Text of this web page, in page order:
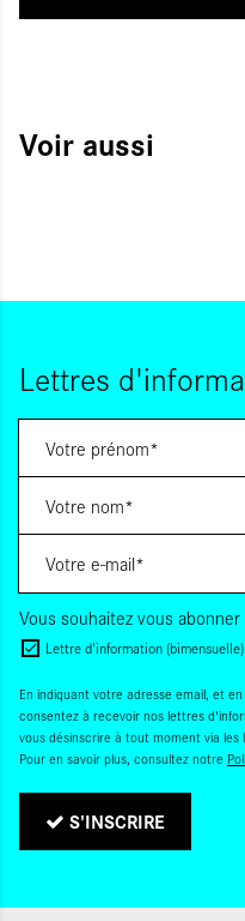
Voir aussi
Lettres
Vous souhaitez vous abonner
Lettre d'information (bimensuelle)
En indiquant votre adresse email, et
consentez à recevoir nos lettres
vous désinscrire à tout moment via
Pour en savoir plus, consultez notre
S'INSCRIRE